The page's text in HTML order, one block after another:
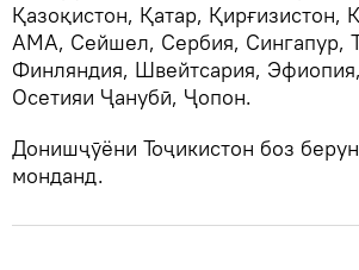
Қазоқистон, Қатар, Қирғизистон,
АМА, Сейшел, Сербия, Сингапур,
Финляндия, Швейтсария,
Осетияи Ҷанубӣ, Ҷопон.
Донишҷӯёни Тоҷикистон боз
монданд.